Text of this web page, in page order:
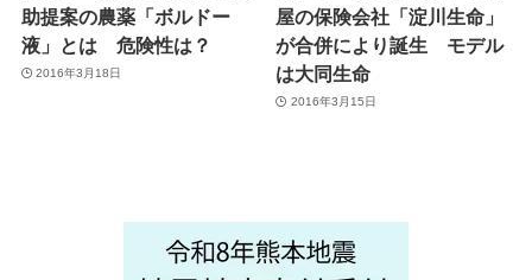
助提案の農薬「ボルドー
液」とは 危険性は？
2016年3月18日
屋の保険会社「淀川生命」
が合併により誕生 モデル
は大同生命
2016年3月15日